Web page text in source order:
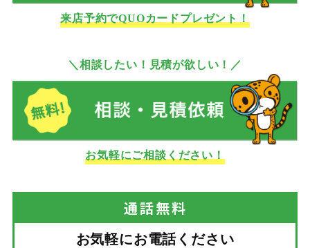
来店予約でQUOカードプレゼント！
＼相談したい！見積が欲しい！／
お気軽にご相談ください！
通話無料
お気軽にお電話ください